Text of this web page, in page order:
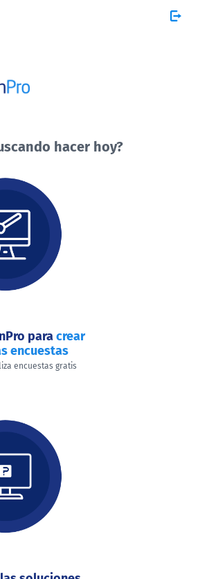
hacer hoy?
paracrear
encuestas
encuestas gratis